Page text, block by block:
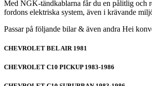
Med NGK-tändkablarna får du en pålitlig och
fordons elektriska system, även i krävande
Passar på följande bilar & även andra Hei
CHEVROLET BEL AIR 1981
CHEVROLET C10 PICKUP 1983-1986